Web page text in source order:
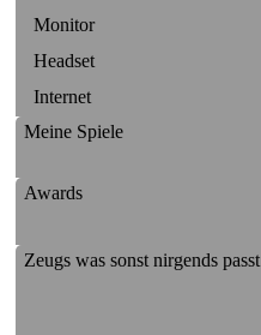
Monitor
Headset
Internet
Meine Spiele
Awards
Zeugs was sonst nirgends passt